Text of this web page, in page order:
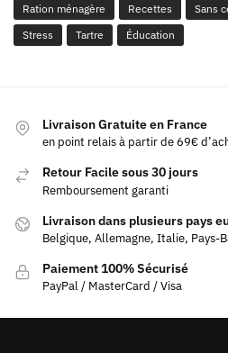
Ration ménagère
Recettes Sans
Stress
Tartre Éducation
Livraison Gratuite en France
en point relais à partir de 69€
Retour Facile sous 30 jours
Remboursement garanti
Livraison dans plusieurs pays
Belgique, Allemagne, Italie, Pays-
Paiement 100% Sécurisé
PayPal / MasterCard / Visa